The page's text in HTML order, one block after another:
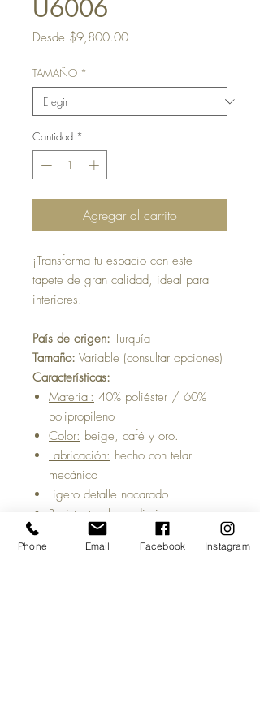
U6006
Desde $9,800.00Precio
TAMAÑO *
Cantidad *
Agregar al carrito
¡Transforma tu espacio con este
tapete de gran calidad, ideal para
interiores!
País de origen: Turquía
Tamaño: Variable (consultar opciones)
Características:
Material: 40% poliéster / 60%
polipropileno
Color: beige, café y oro.
Fabricación: hecho con telar
mecánico
Ligero detalle nacarado
Resistente al uso diario
¡Fácil de limpiar y mantener!
Tiempo estimado de entrega:5 a 7
Phone Email Facebook Instagram